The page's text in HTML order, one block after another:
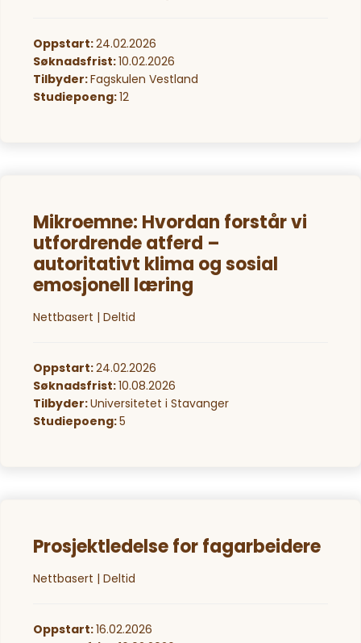
Oppstart:24.02.2026
Søknadsfrist:10.02.2026
Tilbyder:Fagskulen Vestland
Studiepoeng:12
Mikroemne: Hvordan forstår vi
utfordrende atferd –
autoritativt klima og sosial
emosjonell læring
Nettbasert | Deltid
Oppstart:24.02.2026
Søknadsfrist:10.08.2026
Tilbyder:Universitetet i Stavanger
Studiepoeng:5
Prosjektledelse for fagarbeidere
Nettbasert | Deltid
Oppstart:16.02.2026